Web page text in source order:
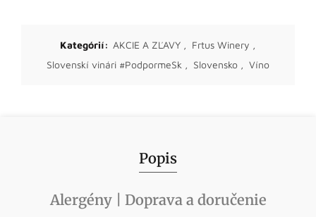
Kategórií: AKCIE A ZĽAVY , Frtus Winery ,
Slovenskí vinári #PodpormeSk , Slovensko , Víno
Popis
Alergény | Doprava a doručenie